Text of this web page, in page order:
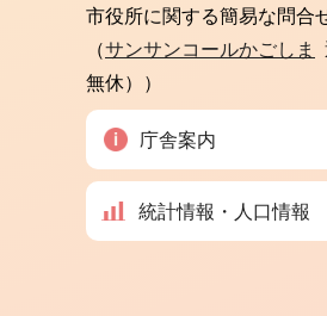
市役所に関する簡易な問合
（サンサンコールかごしま
無休））
庁舎案内
統計情報・人口情報